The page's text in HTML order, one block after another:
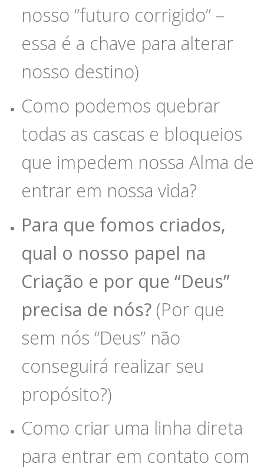
nosso “futuro corrigido” –
essa é a chave para alterar
nosso destino)
Como podemos quebrar
todas as cascas e bloqueios
que impedem nossa Alma de
entrar em nossa vida?
Para que fomos criados,
qual o nosso papel na
Criação e por que “Deus”
precisa de nós?(Por que
sem nós “Deus” não
conseguirá realizar seu
propósito?)
Como criar uma linha direta
para entrar em contato com